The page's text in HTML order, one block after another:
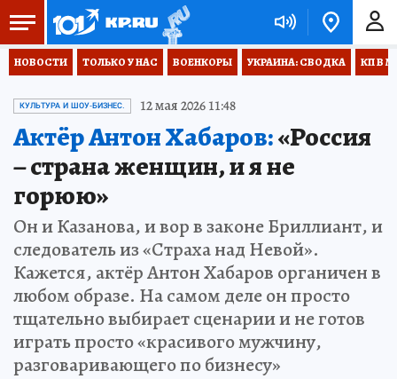
НОВОСТИ ТОЛЬКО У НАС ВОЕНКОРЫ УКРАИНА: СВОДКА КП В
КУЛЬТУРА И ШОУ-БИЗНЕС. 12 мая 2026 11:48
Актёр Антон Хабаров:«Россия
– страна женщин, и я не
горюю»
Он и Казанова, и вор в законе Бриллиант, и
следователь из «Страха над Невой».
Кажется, актёр Антон Хабаров органичен в
любом образе. На самом деле он просто
тщательно выбирает сценарии и не готов
играть просто «красивого мужчину,
разговаривающего по бизнесу»